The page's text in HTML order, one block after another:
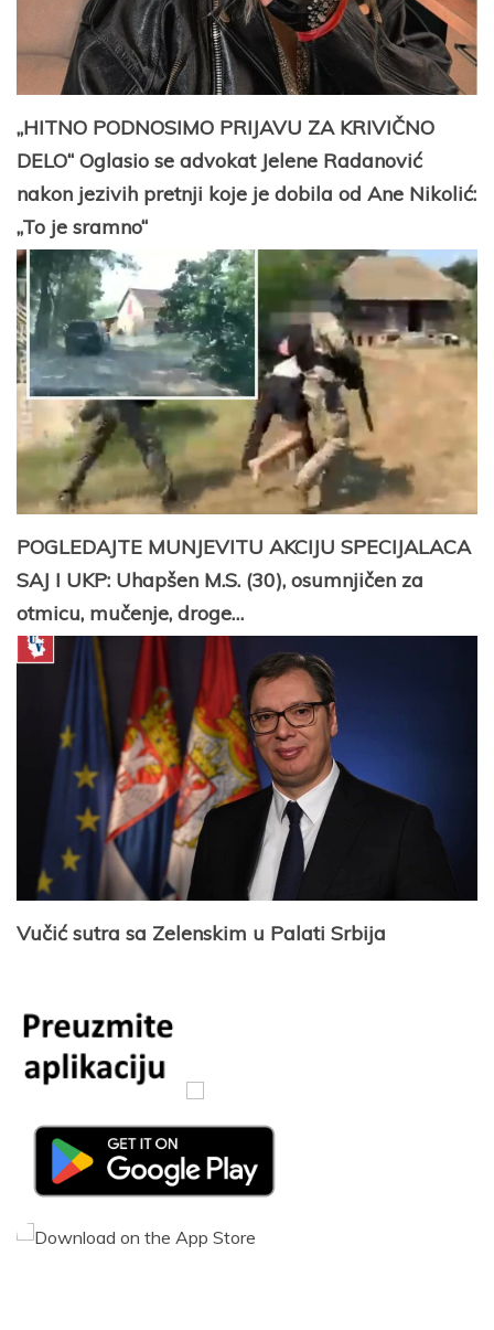
„HITNO PODNOSIMO PRIJAVU ZA KRIVIČNO
DELO“ Oglasio se advokat Jelene Radanović
nakon jezivih pretnji koje je dobila od Ane Nikolić:
„To je sramno“
POGLEDAJTE MUNJEVITU AKCIJU SPECIJALACA
SAJ I UKP: Uhapšen M.S. (30), osumnjičen za
otmicu, mučenje, droge…
Vučić sutra sa Zelenskim u Palati Srbija